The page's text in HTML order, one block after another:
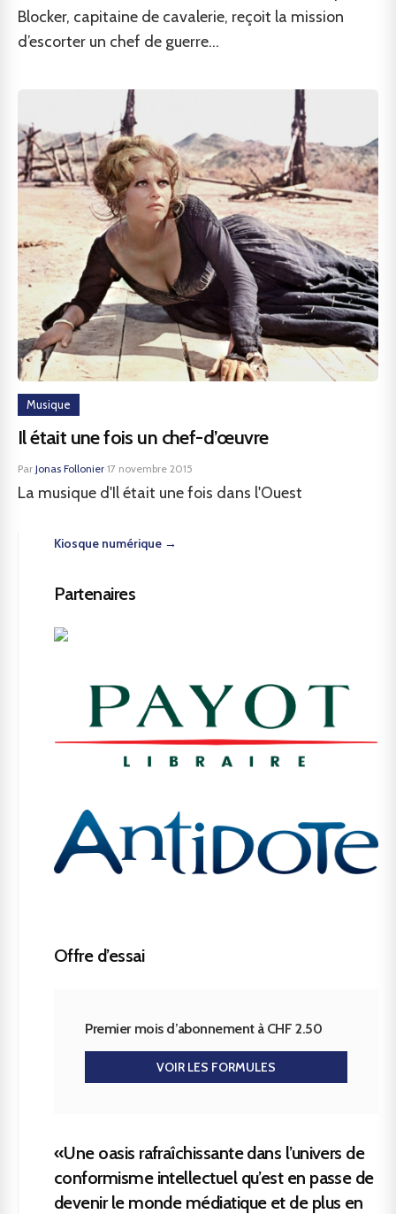
Blocker, capitaine de cavalerie, reçoit la mission
d’escorter un chef de guerre...
Musique
Il était une fois un chef-d’œuvre
Par Jonas Follonier·17 novembre 2015
La musique d'Il était une fois dans l'Ouest
Kiosque numérique →
Partenaires
Offre d’essai
Premier mois d’abonnement à CHF 2.50
VOIR LES FORMULES
«Une oasis rafraîchissante dans l’univers de
conformisme intellectuel qu’est en passe de
devenir le monde médiatique et de plus en